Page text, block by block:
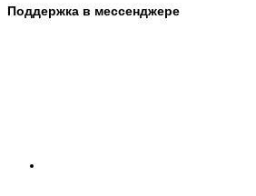
Поддержка в мессенджере